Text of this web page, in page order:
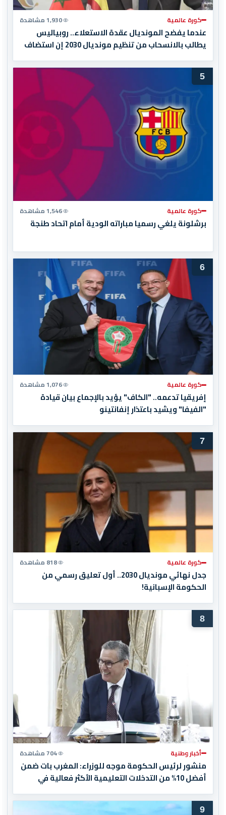
كورة عالمية 1,930 مشاهدة
عندما يفضح المونديال عقدة الاستعلاء.. روبياليس
يطالب بالانسحاب من تنظيم مونديال 2030 إن استضاف
المغرب المباراة النهائية!
5
كورة عالمية 1,546 مشاهدة
برشلونة يلغي رسميا مباراته الودية أمام اتحاد طنجة
6
كورة عالمية 1,076 مشاهدة
إفريقيا تدعمه.. "الكاف" يؤيد بالإجماع بيان قيادة
"الفيفا" ويشيد باعتذار إنفانتينو
7
كورة عالمية 818 مشاهدة
جدل نهائي مونديال 2030.. أول تعليق رسمي من
الحكومة الإسبانية!
8
أخبار وطنية 704 مشاهدة
منشور لرئيس الحكومة موجه للوزراء: المغرب بات ضمن
أفضل 10% من التدخلات التعليمية الأكثر فعالية في
العالم
9